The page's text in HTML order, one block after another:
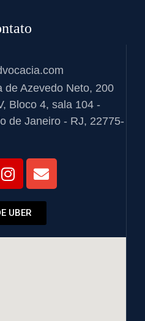
de Azevedo Neto, 200
Bloco 4, sala 104 -
de Janeiro - RJ, 22775-
UBER